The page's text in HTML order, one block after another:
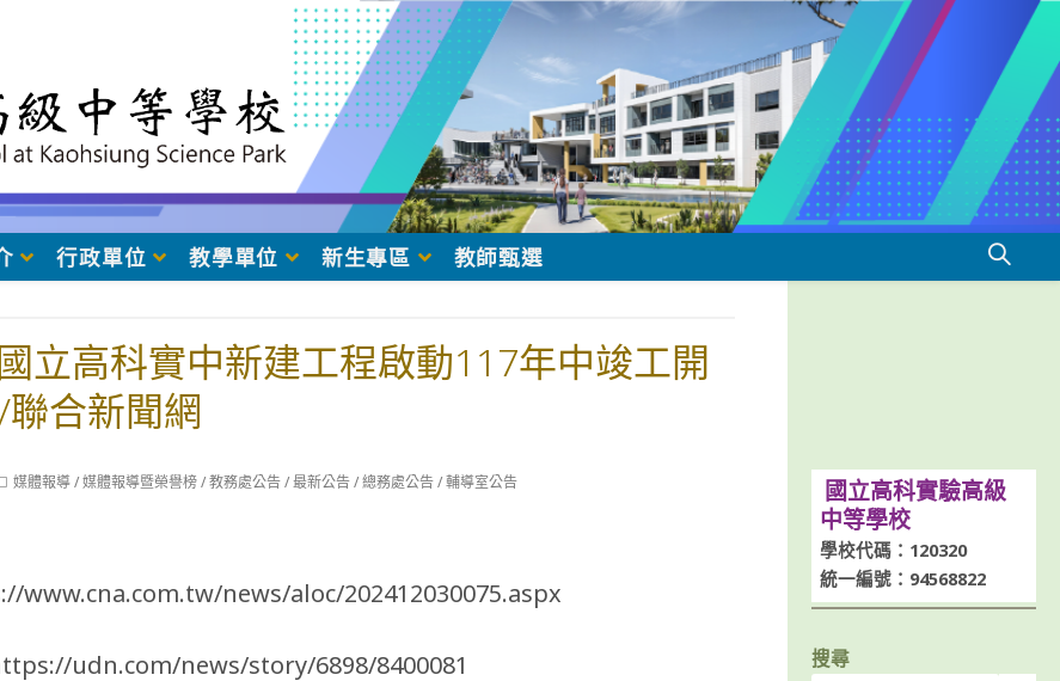
行政單位 教學單位 新生專區 教師甄選
立高科實中新建工程啟動117年中竣工開
合新聞網
媒體報導 / 媒體報導暨榮譽榜 / 教務處公告 / 最新公告 / 總務處公告 / 輔導室公告
www.cna.com.tw/news/aloc/202412030075.aspx
udn.com/news/story/6898/8400081
國立高科實驗高級
中等學校
學校代碼：120320
統一編號：94568822
搜尋